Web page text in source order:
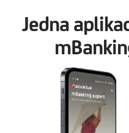
Jedna